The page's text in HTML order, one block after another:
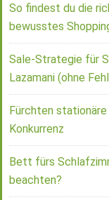
So findest du die
bewusstes
Sale-Strategie für
Lazamani (ohne
Fürchten
Konkurrenz
Bett fürs
beachten?